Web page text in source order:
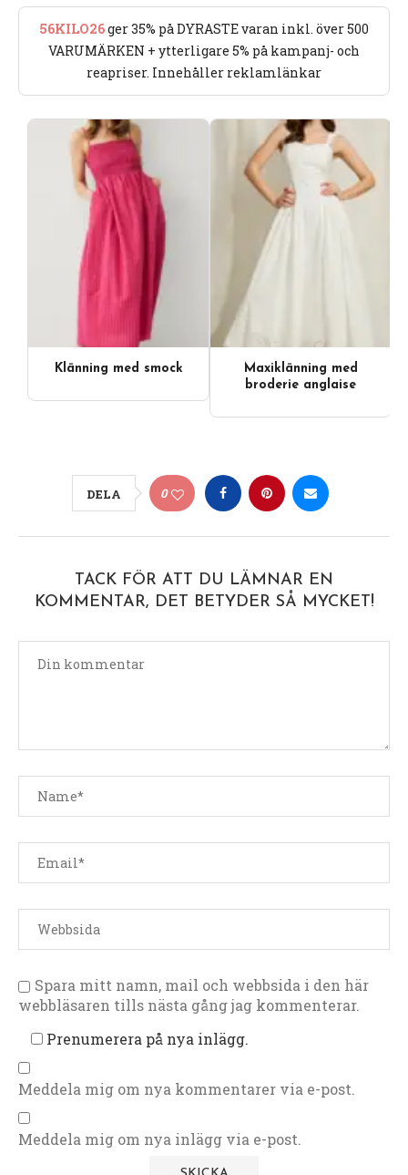
56KILO26ger 35% på DYRASTE varan inkl. över 500
VARUMÄRKEN + ytterligare 5% på kampanj- och
reapriser. Innehåller reklamlänkar
Klänning med smock
Maxiklänning med
broderie anglaise
DELA 0
TACK FÖR ATT DU LÄMNAR EN
KOMMENTAR, DET BETYDER SÅ MYCKET!
Spara mitt namn, mail och webbsida i den här
webbläsaren tills nästa gång jag kommenterar.
Prenumerera på nya inlägg.
Meddela mig om nya kommentarer via e-post.
Meddela mig om nya inlägg via e-post.